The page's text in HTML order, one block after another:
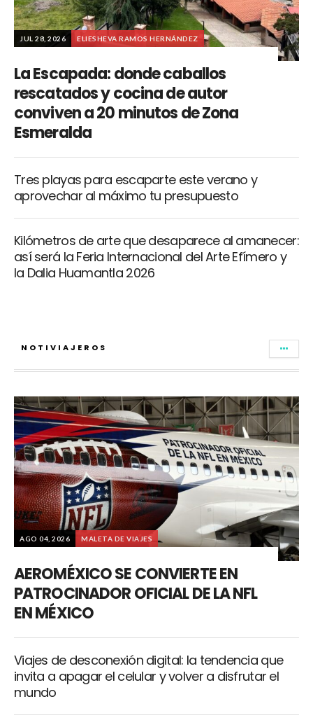
JUL 28, 2026 ELIESHEVA RAMOS HERNÁNDEZ
La Escapada: donde caballos
rescatados y cocina de autor
conviven a 20 minutos de Zona
Esmeralda
Tres playas para escaparte este verano y
aprovechar al máximo tu presupuesto
Kilómetros de arte que desaparece al amanecer:
así será la Feria Internacional del Arte Efímero y
la Dalia Huamantla 2026
NOTIVIAJEROS
AGO 04, 2026 MALETA DE VIAJES
AEROMÉXICO SE CONVIERTE EN
PATROCINADOR OFICIAL DE LA NFL
EN MÉXICO
Viajes de desconexión digital: la tendencia que
invita a apagar el celular y volver a disfrutar el
mundo